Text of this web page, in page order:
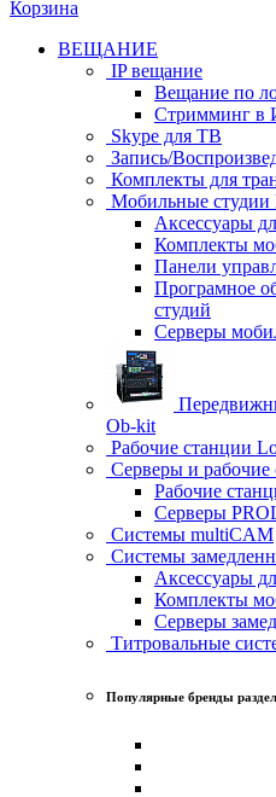
Корзина
ВЕЩАНИЕ
IP вещание
Вещание по
Стримминг в
Skype для ТВ
Запись/
Комплекты для
Мобильные студии
Аксессуары
Комплекты
Панели
Програмное
студий
Серверы
Ob-kit
Рабочие станции
Серверы и рабочие
Рабочие
Серверы
Системы multiCAM
Системы
Аксессуары
Комплекты
Серверы
Титровальные
Популярные бренды